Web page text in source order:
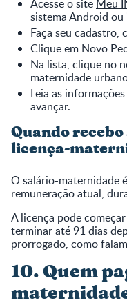
Acesse o site Meu
sistema Android ou
Faça seu cadastro,
Clique em Novo
Na lista, clique no
maternidade
Leia as
avançar.
Quando
licença-
O salário-maternidade
remuneração atual,
A licença pode
terminar até 91 dias
prorrogado, como
10. Quem